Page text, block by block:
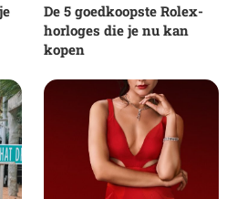
De 5 goedkoopste Rolex-
horloges die je nu kan
kopen